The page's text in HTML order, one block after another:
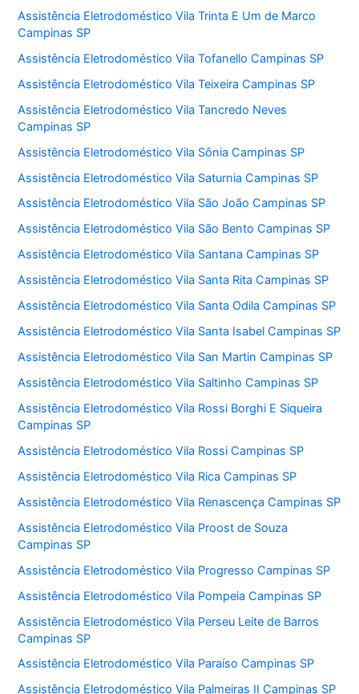
Assistência Eletrodoméstico Vila Trinta E Um de Marco
Campinas SP
Assistência Eletrodoméstico Vila Tofanello Campinas SP
Assistência Eletrodoméstico Vila Teixeira Campinas SP
Assistência Eletrodoméstico Vila Tancredo Neves
Campinas SP
Assistência Eletrodoméstico Vila Sônia Campinas SP
Assistência Eletrodoméstico Vila Saturnia Campinas SP
Assistência Eletrodoméstico Vila São João Campinas SP
Assistência Eletrodoméstico Vila São Bento Campinas SP
Assistência Eletrodoméstico Vila Santana Campinas SP
Assistência Eletrodoméstico Vila Santa Rita Campinas SP
Assistência Eletrodoméstico Vila Santa Odila Campinas SP
Assistência Eletrodoméstico Vila Santa Isabel Campinas SP
Assistência Eletrodoméstico Vila San Martin Campinas SP
Assistência Eletrodoméstico Vila Saltinho Campinas SP
Assistência Eletrodoméstico Vila Rossi Borghi E Siqueira
Campinas SP
Assistência Eletrodoméstico Vila Rossi Campinas SP
Assistência Eletrodoméstico Vila Rica Campinas SP
Assistência Eletrodoméstico Vila Renascença Campinas SP
Assistência Eletrodoméstico Vila Proost de Souza
Campinas SP
Assistência Eletrodoméstico Vila Progresso Campinas SP
Assistência Eletrodoméstico Vila Pompeia Campinas SP
Assistência Eletrodoméstico Vila Perseu Leite de Barros
Campinas SP
Assistência Eletrodoméstico Vila Paraíso Campinas SP
Assistência Eletrodoméstico Vila Palmeiras II Campinas SP